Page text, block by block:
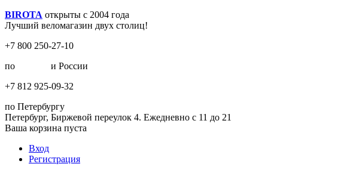
BIROTA открыты с 2004 года
Лучший веломагазин двух столиц!
+7 800 250-27-10
по
и России
+7 812 925-09-32
по Петербургу
Петербург, Биржевой переулок 4. Ежедневно с 11 до 21
Ваша корзина пуста
Вход
Регистрация